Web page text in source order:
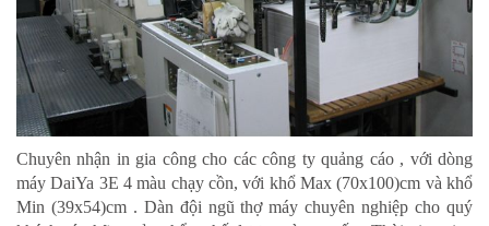
Chuyên nhận in gia công cho các công ty quảng cáo , với dòng
máy DaiYa 3E 4 màu chạy cồn, với khổ Max (70x100)cm và khổ
Min (39x54)cm . Dàn đội ngũ thợ máy chuyên nghiệp cho quý